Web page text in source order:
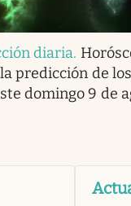
diaria.
predicción de
domingo 9 de